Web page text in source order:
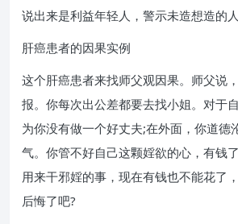
说出来是利益年轻人，警示未造想造的人
肝癌患者的因果实例
这个肝癌患者来找师父观因果。师父说
报。你每次出公差都要去找小姐。对于
为你没有做一个好丈夫;在外面，你道德
气。你管不好自己这颗婬欲的心，有钱
用来干邪婬的事，现在有钱也不能花了
后悔了吧?